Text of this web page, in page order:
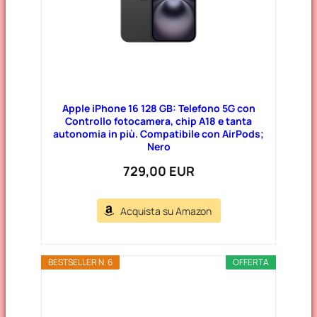
Apple iPhone 16 128 GB: Telefono 5G con
Controllo fotocamera, chip A18 e tanta
autonomia in più. Compatibile con AirPods;
Nero
729,00 EUR
Acquista su Amazon
OFFERTA
BESTSELLER N. 6